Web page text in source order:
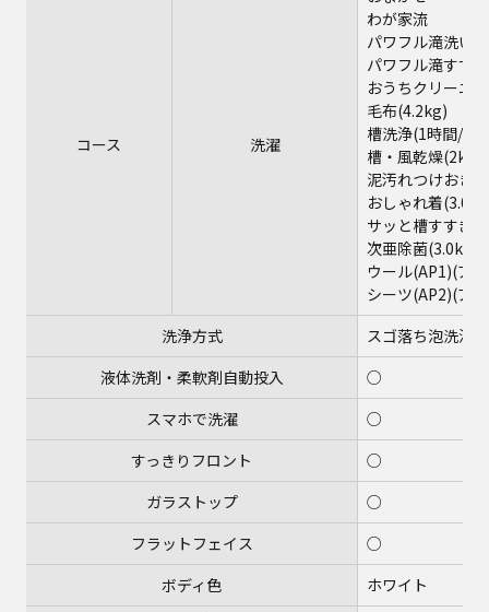
コース 洗濯
わが家流
パワフル滝洗い
パワフル滝すす
おうちクリーニ
毛布(4.2kg)
槽洗浄(1時間/6
槽・風乾燥
泥汚れつけおき
おしゃれ着
サッと槽すすぎ
次亜除菌(3.0kg)
ウール(AP1)(ア
シーツ(AP2)(ア
洗浄方式
スゴ落ち泡洗浄
液体洗剤・柔軟剤自動投入
○
スマホで洗濯
○
すっきりフロント
○
ガラストップ
○
フラットフェイス
○
ボディ色
ホワイト